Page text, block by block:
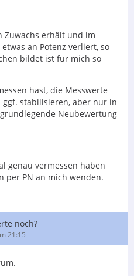
Zuwachs erhält und im
an Potenz verliert, so
bildet ist für mich so
hast, die Messwerte
stabilisieren, aber nur in
Neubewertung
genau vermessen haben
per PN an mich wenden.
noch?
21:15